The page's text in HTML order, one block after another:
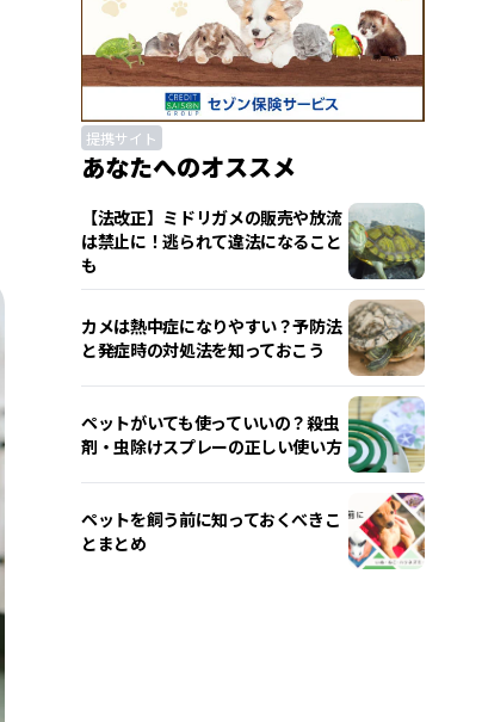
提携サイト
あなたへのオススメ
【法改正】ミドリガメの販売や放流
は禁止に！逃られて違法になること
も
カメは熱中症になりやすい？予防法
と発症時の対処法を知っておこう
ペットがいても使っていいの？殺虫
剤・虫除けスプレーの正しい使い方
ペットを飼う前に知っておくべきこ
とまとめ